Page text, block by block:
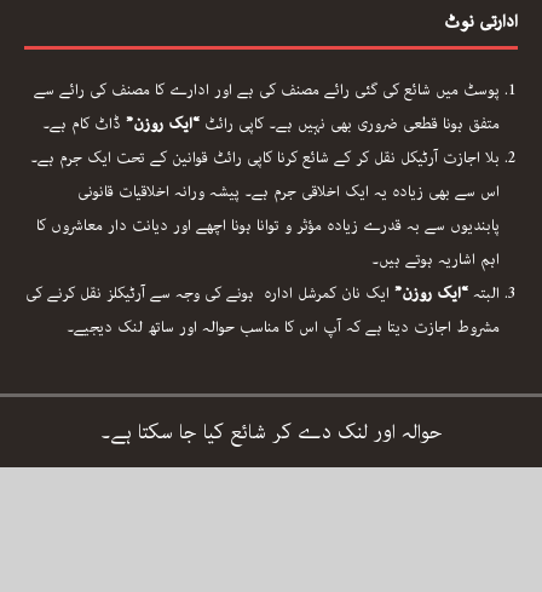
ادارتی نوٹ
پوسٹ میں شائع کی گئی رائے مصنف کی ہے اور ادارے کا مصنف کی رائے سے
متفق ہونا قطعی ضروری بھی نہیں ہے۔ کاپی رائٹ “ایک روزن” ڈاٹ کام ہے۔
بلا اجازت آرٹیکل نقل کر کے شائع کرنا کاپی رائٹ قوانین کے تحت ایک جرم ہے۔
اس سے بھی زیادہ یہ ایک اخلاقی جرم ہے۔ پیشہ ورانہ اخلاقیات قانونی
پابندیوں سے بہ قدرے زیادہ مؤثر و توانا ہونا اچھے اور دیانت دار معاشروں کا
اہم اشاریہ ہوتے ہیں۔
البتہ “ایک روزن” ایک نان کمرشل ادارہ ہونے کی وجہ سے آرٹیکلز نقل کرنے کی
مشروط اجازت دیتا ہے کہ آپ اس کا مناسب حوالہ اور ساتھ لنک دیجیے۔
حوالہ اور لنک دے کر شائع کیا جا سکتا ہے۔